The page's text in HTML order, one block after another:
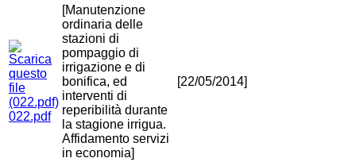
022.pdf
[Manutenzione
ordinaria delle
stazioni di
pompaggio di
irrigazione e di
bonifica, ed
interventi di
reperibilità durante
la stagione irrigua.
Affidamento servizi
in economia]
[22/05/2014]